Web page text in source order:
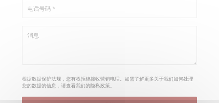
根据数据保护法规，您有权拒绝接收营销电话。如需了解更多关于我们如何处理
您的数据的信息，请查看我们的隐私政策。